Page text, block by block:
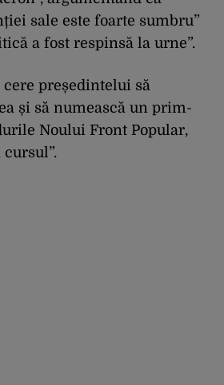
sale este foarte sumbru”
a fost respinsă la urne”.
președintelui să
și să numească un prim-
Noului Front Popular,